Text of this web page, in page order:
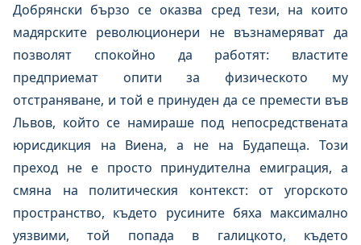
Добрянски бързо се оказва сред тези, на които
мадярските революционери не възнамеряват да
позволят спокойно да работят: властите
предприемат опити за физическото му
отстраняване, и той е принуден да се премести във
Львов, който се намираше под непосредствената
юрисдикция на Виена, а не на Будапеща. Този
преход не е просто принудителна емиграция, а
смяна на политическия контекст: от угорското
пространство, където русините бяха максимално
уязвими, той попада в галицкото, където